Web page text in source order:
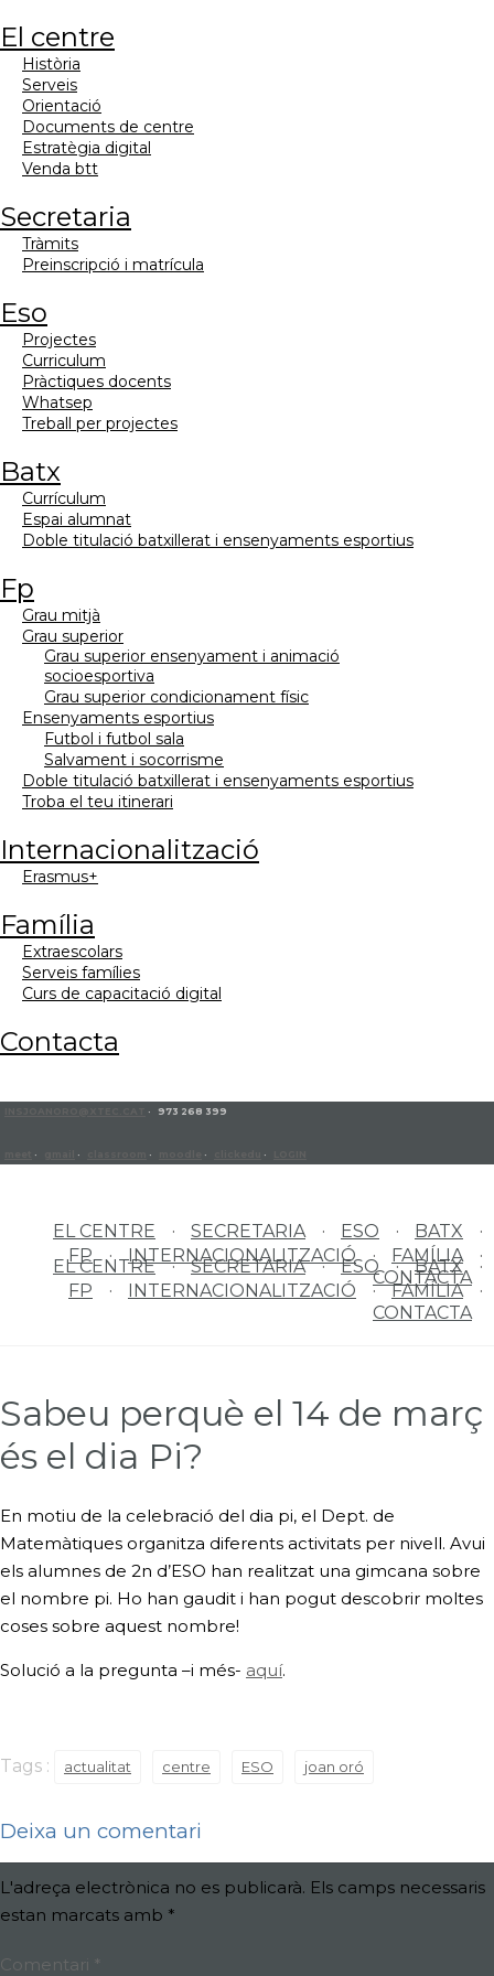
el centre
història
serveis
orientació
documents de centre
estratègia digital
venda btt
secretaria
tràmits
preinscripció i matrícula
eso
projectes
curriculum
pràctiques docents
whatsep
treball per projectes
batx
currículum
espai alumnat
doble titulació batxillerat i ensenyaments esportius
fp
grau mitjà
grau superior
grau superior ensenyament i animació
socioesportiva
grau superior condicionament físic
ensenyaments esportius
futbol i futbol sala
salvament i socorrisme
doble titulació batxillerat i ensenyaments esportius
troba el teu itinerari
internacionalització
erasmus+
família
extraescolars
serveis famílies
curs de capacitació digital
contacta
· 973 268 399
· · · · ·
EL CENTRE SECRETARIA ESO
BATX
FP
INTERNACIONALITZACIÓ
FAMÍLIA
CONTACTA
EL CENTRE SECRETARIA ESO
BATX
FP
INTERNACIONALITZACIÓ
FAMÍLIA
CONTACTA
Sabeu perquè el 14 de març
és el dia Pi?
En motiu de la celebració del dia pi, el Dept. de
Matemàtiques organitza diferents activitats per nivell. Avui
els alumnes de 2n d’ESO han realitzat una gimcana sobre
el nombre pi. Ho han gaudit i han pogut descobrir moltes
coses sobre aquest nombre!
Solució a la pregunta –i més­- aquí.
Tags : actualitat centre ESO joan oró
Deixa un comentari
L'adreça electrònica no es publicarà. Els camps necessaris
estan marcats amb *
Comentari *